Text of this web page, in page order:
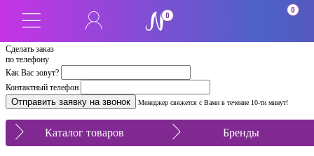
Сделать заказ
по телефону
Как Вас зовут?
Контактный телефон
Менеджер свяжется с Вами в течение 10-ти минут!
0
0
Каталог товаров Бренды